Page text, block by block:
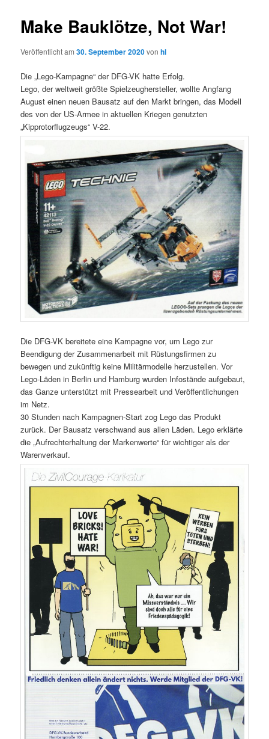
Make Bauklötze, Not War!
Veröffentlicht am30. September 2020vonhl
Die „Lego-Kampagne“ der DFG-VK hatte Erfolg.
Lego, der weltweit größte Spielzeughersteller, wollte Angfang
August einen neuen Bausatz auf den Markt bringen, das Modell
des von der US-Armee in aktuellen Kriegen genutzten
„Kipprotorflugzeugs“ V-22.
Die DFG-VK bereitete eine Kampagne vor, um Lego zur
Beendigung der Zusammenarbeit mit Rüstungsfirmen zu
bewegen und zukünftig keine Militärmodelle herzustellen. Vor
Lego-Läden in Berlin und Hamburg wurden Infostände aufgebaut,
das Ganze unterstützt mit Pressearbeit und Veröffentlichungen
im Netz.
30 Stunden nach Kampagnen-Start zog Lego das Produkt
zurück. Der Bausatz verschwand aus allen Läden. Lego erklärte
die „Aufrechterhaltung der Markenwerte“ für wichtiger als der
Warenverkauf.